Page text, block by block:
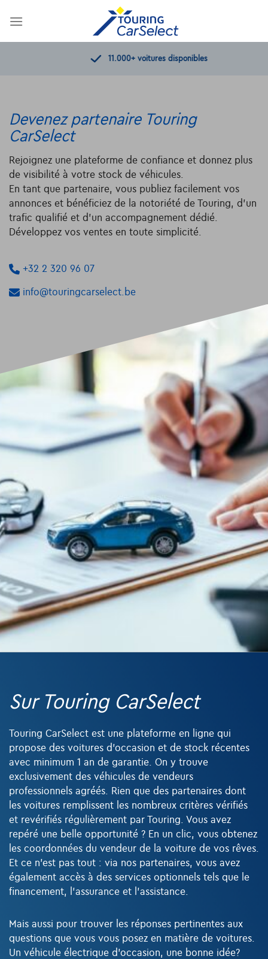
11.000+voitures disponibles
Devenez partenaire Touring
CarSelect
Rejoignez une plateforme de confiance et donnez plus
de visibilité à votre stock de véhicules.
En tant que partenaire, vous publiez facilement vos
annonces et bénéficiez de la notoriété de Touring, d’un
trafic qualifié et d’un accompagnement dédié.
Développez vos ventes en toute simplicité.
+32 2 320 96 07
info@touringcarselect.be
Sur Touring CarSelect
Touring CarSelect est une plateforme en ligne qui
propose des voitures d’occasion et de stock récentes
avec minimum 1 an de garantie. On y trouve
exclusivement des véhicules de vendeurs
professionnels agréés. Rien que des partenaires dont
les voitures remplissent les nombreux critères vérifiés
et revérifiés régulièrement par Touring. Vous avez
repéré une belle opportunité ? En un clic, vous obtenez
les coordonnées du vendeur de la voiture de vos rêves.
Et ce n’est pas tout : via nos partenaires, vous avez
également accès à des services optionnels tels que le
financement, l’assurance et l’assistance.
Mais aussi pour trouver les réponses pertinentes aux
questions que vous vous posez en matière de voitures.
Un véhicule électrique d’occasion, une bonne idée?